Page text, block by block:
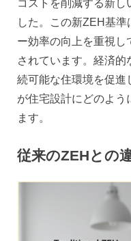
した。この新ZEH基
ー効率の向上を重視し
されています。経済
続可能な住環境を促進
が住宅設計にどのよう
ます。
従来のZEHとの